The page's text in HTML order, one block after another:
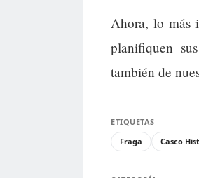
Ahora, lo más
planifiquen
también de
ETIQUETAS
Fraga
Casco